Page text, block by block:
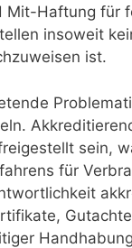
Mit-Haftung für
insoweit
ist.
sein,
für